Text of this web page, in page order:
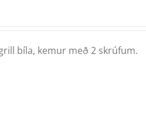
bíla, kemur með 2 skrúfum.